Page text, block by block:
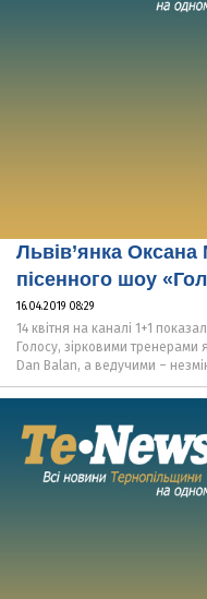
Львів’янка
пісенного шоу
16.04.2019 08:29
14 квітня на каналі 1+1
Голосу, зірковими тренерами
Dan Balan, а ведучими –